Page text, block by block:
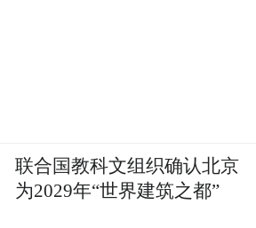
联合国教科文组织确认北京
为2029年“世界建筑之都”